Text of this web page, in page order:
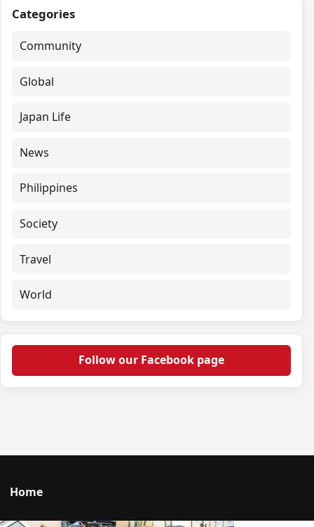
Categories
Community
Global
Japan Life
News
Philippines
Society
Travel
World
Follow our Facebook page
Home